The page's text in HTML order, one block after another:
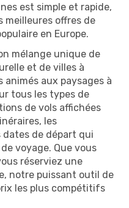
est simple et rapide,
meilleures offres de
en Europe.
mélange unique de
et de villes à
animés aux paysages à
tous les types de
de vols affichées
les
dates de départ qui
voyage. Que vous
réserviez une
notre puissant outil de
les plus compétitifs